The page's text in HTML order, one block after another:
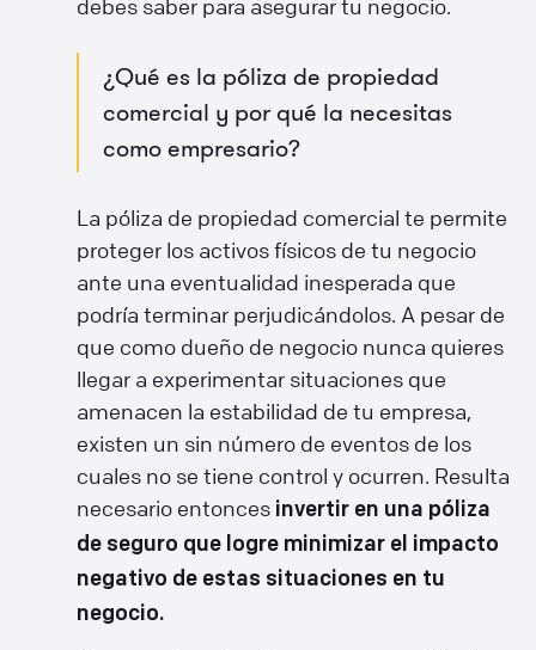
debes saber para asegurar tu negocio.
¿Qué es la póliza de propiedad
comercial y por qué la necesitas
como empresario?
La póliza de propiedad comercial te permite
proteger los activos físicos de tu negocio
ante una eventualidad inesperada que
podría terminar perjudicándolos. A pesar de
que como dueño de negocio nunca quieres
llegar a experimentar situaciones que
amenacen la estabilidad de tu empresa,
existen un sin número de eventos de los
cuales no se tiene control y ocurren. Resulta
necesario entonces invertir en una póliza
de seguro que logre minimizar el impacto
negativo de estas situaciones en tu
negocio.